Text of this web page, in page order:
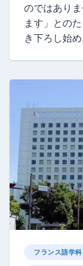
のではあり
ます」との
き下ろし始
フランス語学